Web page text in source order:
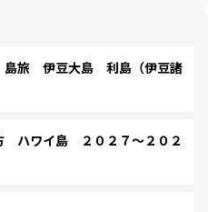
旅 伊豆大島 利島（伊豆諸
ハワイ島 ２０２７～２０２